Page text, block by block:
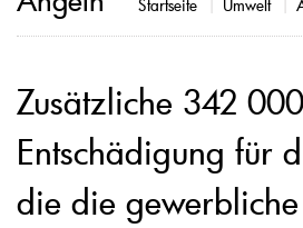
Zusätzliche 342
Entschädigung für
die die gewerbliche